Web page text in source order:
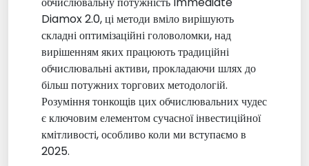
Diamox 2.0, ці методи вміло вирішують
складні оптимізаційні головоломки, над
вирішенням яких працюють традиційні
обчислювальні активи, прокладаючи шлях до
більш потужних торгових методологій.
Розуміння тонкощів цих обчислювальних чудес
є ключовим елементом сучасної інвестиційної
кмітливості, особливо коли ми вступаємо в
2025.